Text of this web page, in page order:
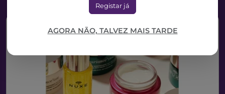
Registar já
AGORA NÃO, TALVEZ MAIS TARDE